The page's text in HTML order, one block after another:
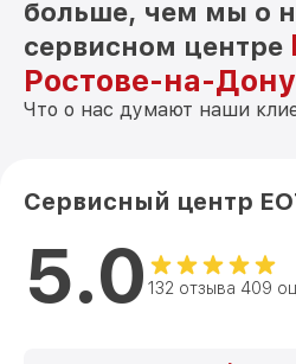
больше, чем мы о
сервисном центре
Ростове-на-Дону
Что о нас думают наши
Сервисный центр
5.0 132 отзыва 409